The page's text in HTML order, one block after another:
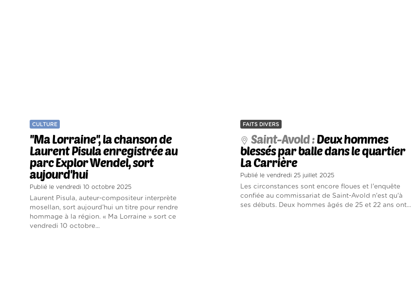
CULTURE
''Ma Lorraine'', la chanson de
Laurent Pisula enregistrée au
parc Explor Wendel, sort
aujourd'hui
Publié le vendredi 10 octobre 2025
Laurent Pisula, auteur-compositeur interprète
mosellan, sort aujourd’hui un titre pour rendre
hommage à la région. « Ma Lorraine » sort ce
vendredi 10 octobre...
FAITS DIVERS
Saint-Avold :Deux hommes
blessés par balle dans le quartier
La Carrière
Publié le vendredi 25 juillet 2025
Les circonstances sont encore floues et l'enquête
confiée au commissariat de Saint-Avold n'est qu'à
ses débuts. Deux hommes âgés de 25 et 22 ans ont...